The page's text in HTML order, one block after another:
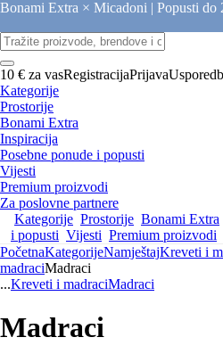
Bonami Extra × Micadoni | Popusti
10 € za vasRegistracijaPrijava
Kategorije
Prostorije
Bonami Extra
Inspiracija
Posebne ponude i popusti
Vijesti
Premium proizvodi
Za poslovne partnere
Kategorije Prostorije Bonami Extra
i popusti Vijesti Premium proizvodi
PočetnaKategorijeNamještajKreveti i
madraciMadraci
...Kreveti i madraciMadraci
Madraci